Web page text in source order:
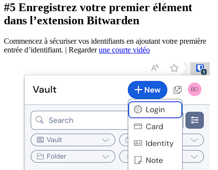
#5 Enregistrez votre premier élément
dans l’extension Bitwarden
Commencez à sécuriser vos identifiants en ajoutant votre première
entrée d’identifiant. | Regarderune courte vidéo